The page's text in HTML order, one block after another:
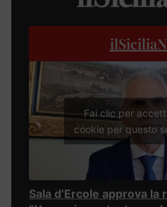
Fai clic per
cookie per questo
Sala d’Ercole approva